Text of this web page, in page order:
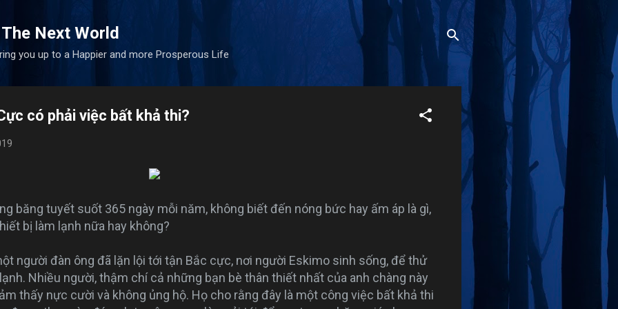
Next World
you up to a Happier and more Prosperous Life
có phải việc bất khả thi?
băng tuyết suốt 365 ngày mỗi năm, không biết đến nóng bức hay ấm áp là gì,
bị làm lạnh nữa hay không?
người đàn ông đã lặn lội tới tận Bắc cực, nơi người Eskimo sinh sống, để thử
Nhiều người, thậm chí cả những bạn bè thân thiết nhất của anh chàng này
thấy nực cười và không ủng hộ. Họ cho rằng đây là một công việc bất khả thi